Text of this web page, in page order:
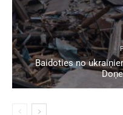
Baidoties no